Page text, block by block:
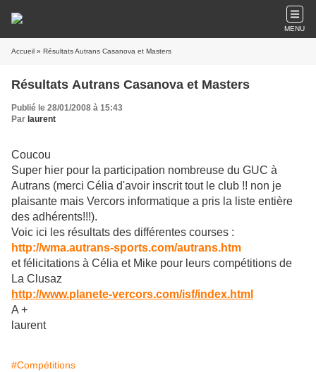
MENU
Accueil » Résultats Autrans Casanova et Masters
Résultats Autrans Casanova et Masters
Publié le 28/01/2008 à 15:43
Par laurent
Coucou
Super hier pour la participation nombreuse du GUC à
Autrans (merci Célia d'avoir inscrit tout le club !! non je
plaisante mais Vercors informatique a pris la liste entière
des adhérents!!!).
Voic ici les résultats des différentes courses :
http://wma.autrans-sports.com/autrans.htm
et félicitations à Célia et Mike pour leurs compétitions de
La Clusaz
http://www.planete-vercors.com/isf/index.html
A +
laurent
#Compétitions